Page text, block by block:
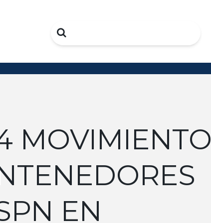
Search
MOVIMIENTO
EN